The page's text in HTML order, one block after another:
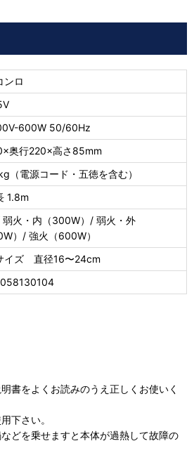
ンロ
600W 50/60Hz
奥行220×高さ85mm
（電源コード・五徳を含む）
1.8m
弱火・内（300W）/ 弱火・外
）/ 強火（600W）
イズ 直径16〜24cm
書をよくお読みのうえ正しくお使いく
下さい。
どを乗せますと本体が過熱して故障の